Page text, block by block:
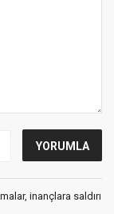
inançlara saldırı